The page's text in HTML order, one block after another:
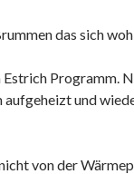
das sich
Programm.
aufgeheizt und
von der